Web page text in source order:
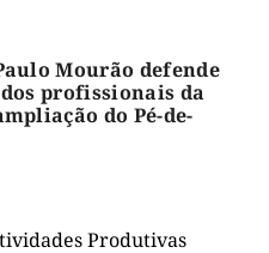
Mourão defende
profissionais da
do Pé-de-
Produtivas